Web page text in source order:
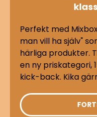
Perfekt med
man vill ha själv"
härliga produkter.
en ny priskategori,
kick-back. Kika